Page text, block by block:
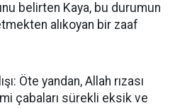
belirten Kaya, bu durumun
alıkoyan bir zaaf
Öte yandan, Allah rızası
çabaları sürekli eksik ve